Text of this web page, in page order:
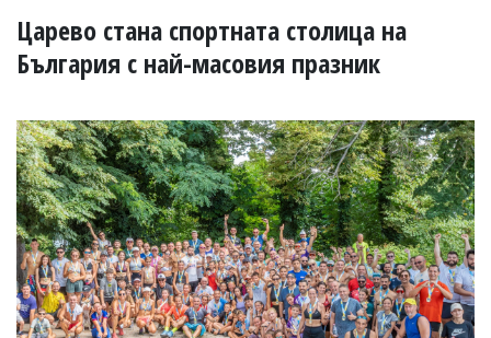
В
УКРАЙНА
РАЗСЛЕДВАНЕ
БИЗНЕС
ЮГ
Управители:
Веселин
Василев,
email:
v.vasilev@flagman.bg
Царево стана спортната столица на
България с най-масовия празник